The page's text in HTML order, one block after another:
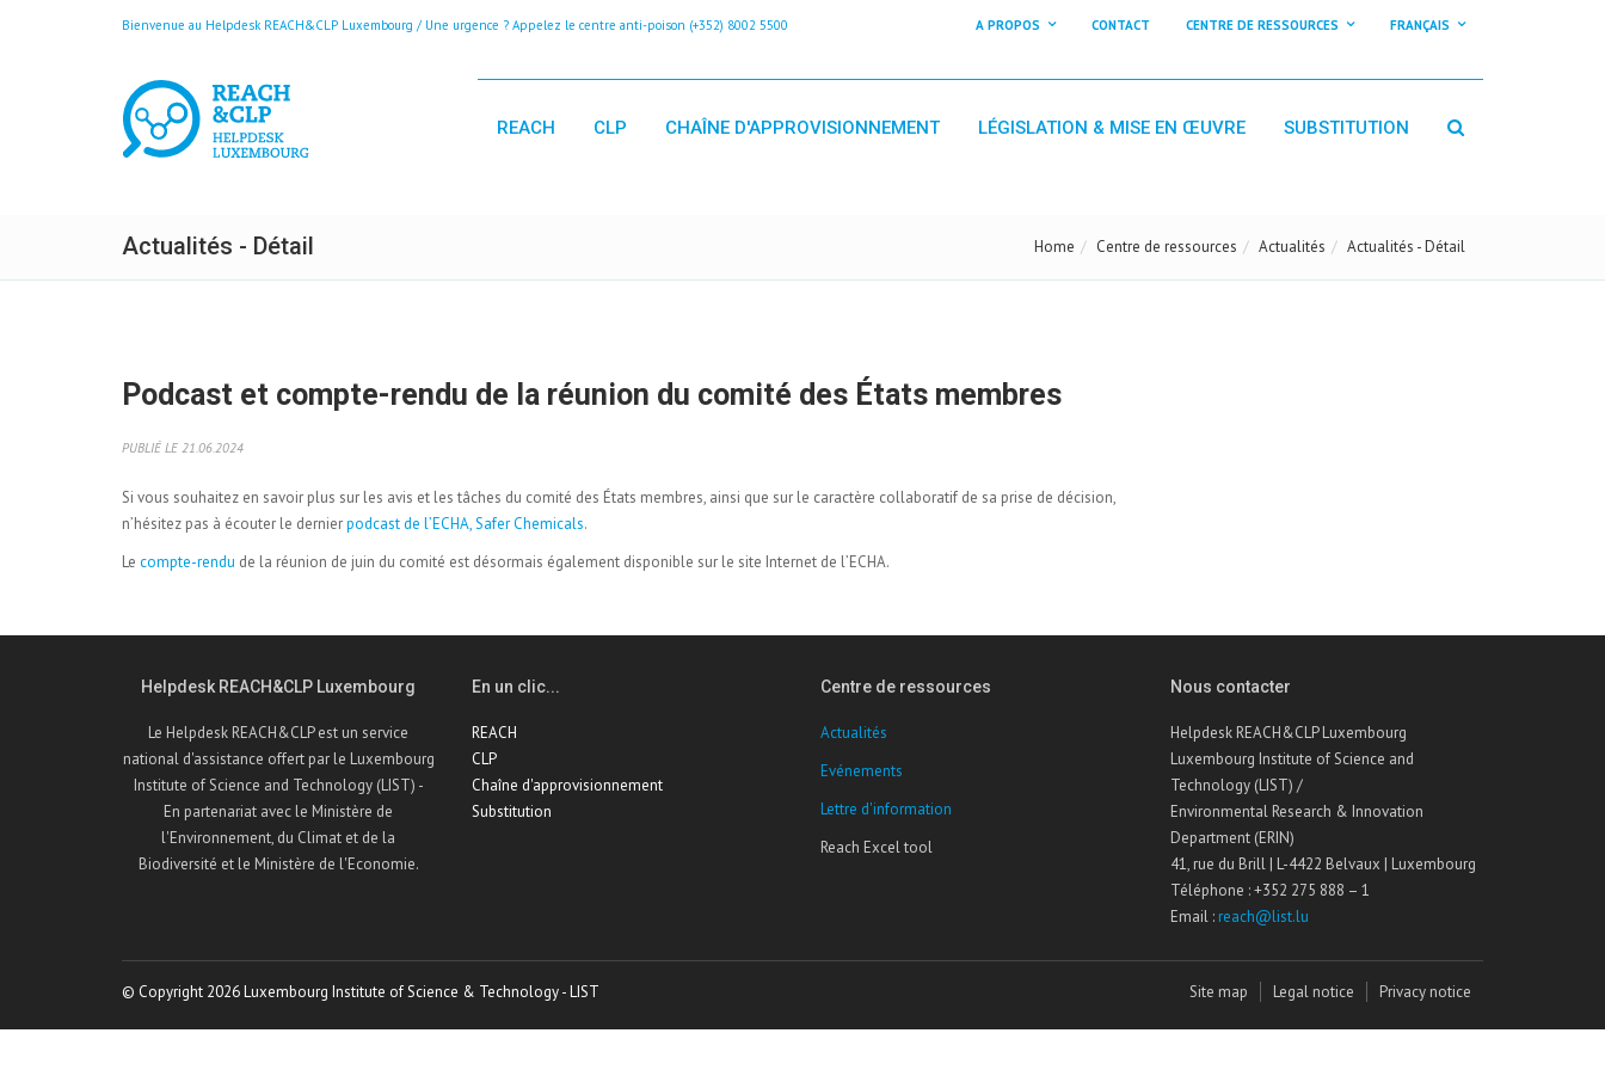
Bienvenue au Helpdesk REACH&CLP Luxembourg / Une urgence ? Appelez le centre anti-poison (+352) 8002 5500 A PROPOS CONTACT CENTRE DE RESSOURCES FRANÇAIS
REACH CLP CHAÎNE D'APPROVISIONNEMENT LÉGISLATION & MISE EN ŒUVRE SUBSTITUTION
Actualités - Détail Home Centre de ressources Actualités Actualités - Détail
Podcast et compte-rendu de la réunion du comité des États membres
PUBLIÉ LE 21.06.2024
Si vous souhaitez en savoir plus sur les avis et les tâches du comité des États membres, ainsi que sur le caractère collaboratif de sa prise de décision,
n’hésitez pas à écouter le dernierpodcast de l’ECHA, Safer Chemicals.
Le compte-rendu de la réunion de juin du comité est désormais également disponible sur le site Internet de l’ECHA.
Helpdesk REACH&CLP Luxembourg
Le Helpdesk REACH&CLP est un service
national d'assistance offert par le Luxembourg
Institute of Science and Technology (LIST) -
En partenariat avec le Ministère de
l'Environnement, du Climat et de la
Biodiversité et le Ministère de l'Economie.
En un clic...
REACH
CLP
Chaîne d'approvisionnement
Substitution
Centre de ressources
Actualités
Evénements
Lettre d'information
Reach Excel tool
Nous contacter
Helpdesk REACH&CLP Luxembourg
Luxembourg Institute of Science and
Technology (LIST) /
Environmental Research & Innovation
Department (ERIN)
41, rue du Brill | L-4422 Belvaux | Luxembourg
Téléphone : +352 275 888 – 1
Email : reach@list.lu
© Copyright 2026 Luxembourg Institute of Science & Technology - LIST Site map Legal notice Privacy notice